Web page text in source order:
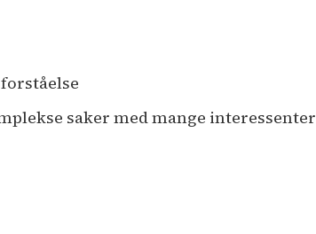
saker med mange interessenter